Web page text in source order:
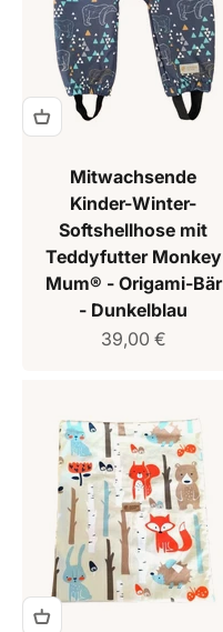
Mitwachsende
Kinder-Winter-
Softshellhose mit
Teddyfutter Monkey
Mum® - Origami-Bär
- Dunkelblau
Verkaufspreis
39,00 €